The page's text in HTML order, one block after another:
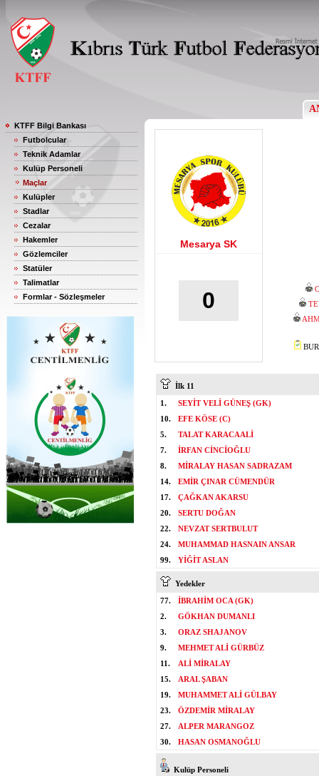
KTFF Bilgi Bankası
Futbolcular
Teknik Adamlar
Kulüp Personeli
Maçlar
Kulüpler
Stadlar
Cezalar
Hakemler
Gözlemciler
Statüler
Talimatlar
Formlar - Sözleşmeler
Mesarya SK
0
İlk 11
1.
SEYİT VELİ GÜNEŞ (GK)
10.
EFE KÖSE (C)
5.
TALAT KARACAALİ
7.
İRFAN CİNCİOĞLU
8.
MİRALAY HASAN SADRAZAM
14.
EMİR ÇINAR CÜMENDÜR
17.
ÇAĞKAN AKARSU
20.
SERTU DOĞAN
22.
NEVZAT SERTBULUT
24.
MUHAMMAD HASNAIN ANSAR
99.
YİĞİT ASLAN
Yedekler
77.
İBRAHİM OCA (GK)
2.
GÖKHAN DUMANLI
3.
ORAZ SHAJANOV
9.
MEHMET ALİ GÜRBÜZ
11.
ALİ MİRALAY
15.
ARAL ŞABAN
19.
MUHAMMET ALİ GÜLBAY
23.
ÖZDEMİR MİRALAY
27.
ALPER MARANGOZ
30.
HASAN OSMANOĞLU
Kulüp Personeli